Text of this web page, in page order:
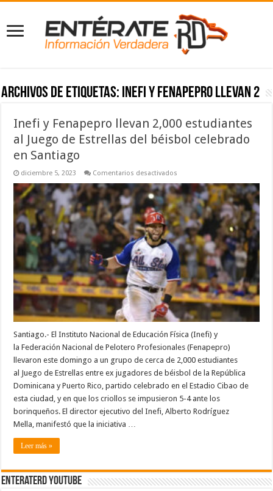
Archivos de etiquetas: Inefi y Fenapepro llevan 2
Inefi y Fenapepro llevan 2,000 estudiantes
al Juego de Estrellas del béisbol celebrado
en Santiago
diciembre 5, 2023 Comentarios desactivados
y
Fenapepro
llevan
2,000
estudiantes
al
Juego
de
Estrellas
del
béisbol
celebrado
en
Santiago
Santiago.- El Instituto Nacional de Educación Física (Inefi) y
la Federación Nacional de Pelotero Profesionales (Fenapepro)
llevaron este domingo a un grupo de cerca de 2,000 estudiantes
al Juego de Estrellas entre ex jugadores de béisbol de la República
Dominicana y Puerto Rico, partido celebrado en el Estadio Cibao de
esta ciudad, y en que los criollos se impusieron 5-4 ante los
borinqueños. El director ejecutivo del Inefi, Alberto Rodríguez
Mella, manifestó que la iniciativa …
Leer más »
EnterateRD YOUTUBE